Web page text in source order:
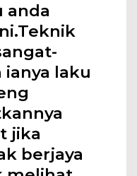
anda
laku
jika
berjaya